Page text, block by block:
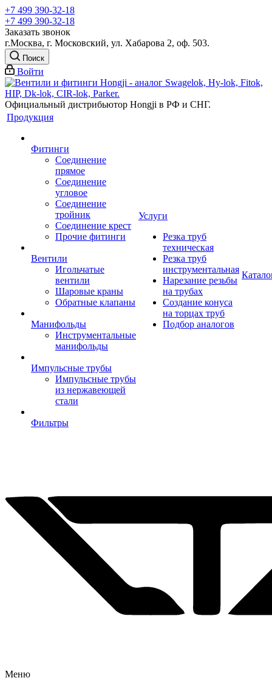
+7 499 390-32-18
+7 499 390-32-18
Заказать звонок
г.Москва, г. Московский, ул. Хабарова 2, оф. 503.
Поиск
Войти
Официальный дистрибьютор Hongji в РФ и СНГ.
Продукция
Фитинги
Соединение
прямое
Соединение
угловое
Соединение
тройник
Соединение крест
Прочие фитинги
Вентили
Игольчатые
вентили
Шаровые краны
Обратные клапаны
Манифольды
Инструментальные
манифольды
Импульсные трубы
Импульсные трубы
из нержавеющей
стали
Фильтры
Услуги
Резка труб
техническая
Резка труб
инструментальная
Нарезание резьбы
на трубах
Создание конуса
на торцах труб
Подбор аналогов
Меню